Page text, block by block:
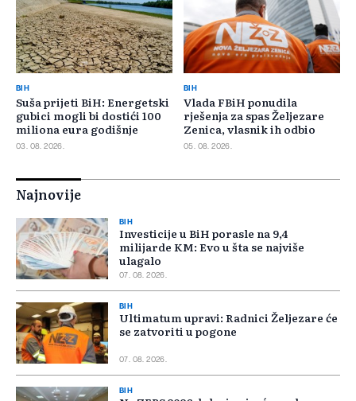
BIH
Suša prijeti BiH: Energetski
gubici mogli bi dostići 100
miliona eura godišnje
03. 08. 2026.
BIH
Vlada FBiH ponudila
rješenja za spas Željezare
Zenica, vlasnik ih odbio
05. 08. 2026.
Najnovije
BIH
Investicije u BiH porasle na 9,4
milijarde KM: Evo u šta se najviše
ulagalo
07. 08. 2026.
BIH
Ultimatum upravi: Radnici Željezare će
se zatvoriti u pogone
07. 08. 2026.
BIH